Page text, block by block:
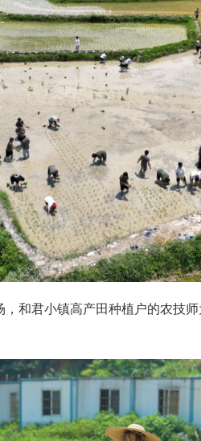
和君小镇高产田种植户的农技